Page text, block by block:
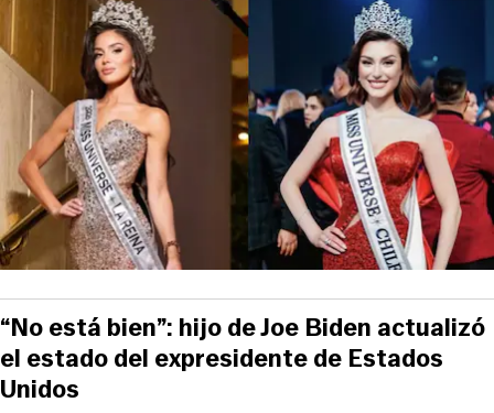
“No está bien”: hijo de Joe Biden actualizó
el estado del expresidente de Estados
Unidos